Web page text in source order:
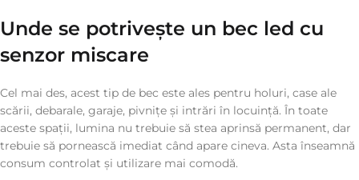
Unde se potrivește un bec led cu
senzor miscare
Cel mai des, acest tip de bec este ales pentru holuri, case ale
scării, debarale, garaje, pivnițe și intrări în locuință. În toate
aceste spații, lumina nu trebuie să stea aprinsă permanent, dar
trebuie să pornească imediat când apare cineva. Asta înseamnă
consum controlat și utilizare mai comodă.